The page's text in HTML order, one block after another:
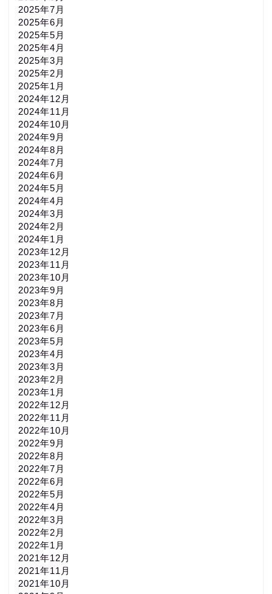
2025年7月
2025年6月
2025年5月
2025年4月
2025年3月
2025年2月
2025年1月
2024年12月
2024年11月
2024年10月
2024年9月
2024年8月
2024年7月
2024年6月
2024年5月
2024年4月
2024年3月
2024年2月
2024年1月
2023年12月
2023年11月
2023年10月
2023年9月
2023年8月
2023年7月
2023年6月
2023年5月
2023年4月
2023年3月
2023年2月
2023年1月
2022年12月
2022年11月
2022年10月
2022年9月
2022年8月
2022年7月
2022年6月
2022年5月
2022年4月
2022年3月
2022年2月
2022年1月
2021年12月
2021年11月
2021年10月